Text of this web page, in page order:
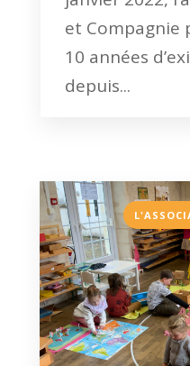
et Compagnie
10 années
depuis...